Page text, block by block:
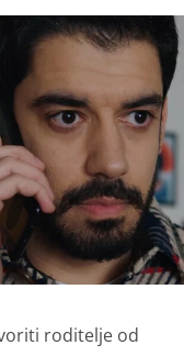
roditelje od